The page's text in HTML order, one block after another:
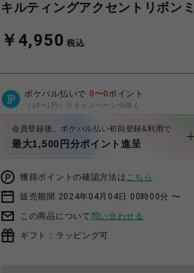
キルティングアクセントリボン
￥4,950 税込
ポケパル払いで 0〜0ポイント
（1P=1円）※キャンペーン分除く
会員登録後、ポケパル払い初回登録&利用で
最大1,500円分ポイント進呈
獲得ポイントの確認方法はこちら
販売期間 2024年04月04日 00時00分 〜
この商品について 問い合わせる
ギフト：ラッピング可